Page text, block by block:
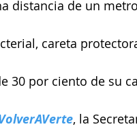
distancia de un
careta
30 por ciento de su
, la